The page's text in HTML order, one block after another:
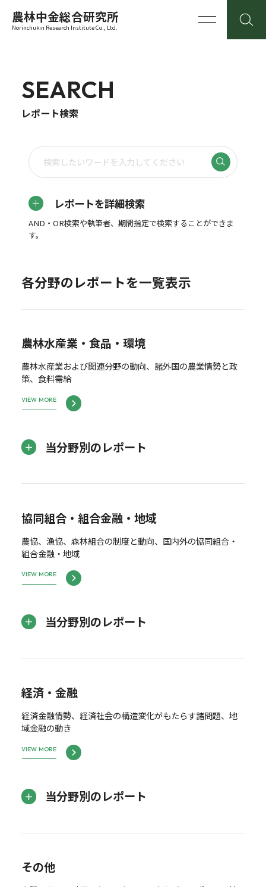
農林中金総合研究所
Norinchukin Research Institute Co., Ltd.
SEARCH
レポート検索
レポートを詳細検索
AND・OR検索や執筆者、期間指定で検索することができま
す。
各分野のレポートを一覧表示
農林水産業・食品・環境
農林水産業および関連分野の動向、諸外国の農業情勢と政
策、食料需給
VIEW MORE
当分野別のレポート
協同組合・組合金融・地域
農協、漁協、森林組合の制度と動向、国内外の協同組合・
組合金融・地域
VIEW MORE
当分野別のレポート
経済・金融
経済金融情勢、経済社会の構造変化がもたらす諸問題、地
域金融の動き
VIEW MORE
当分野別のレポート
その他